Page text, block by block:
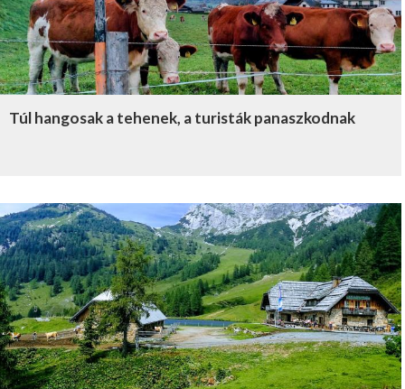
Túl hangosak a tehenek, a turisták panaszkodnak